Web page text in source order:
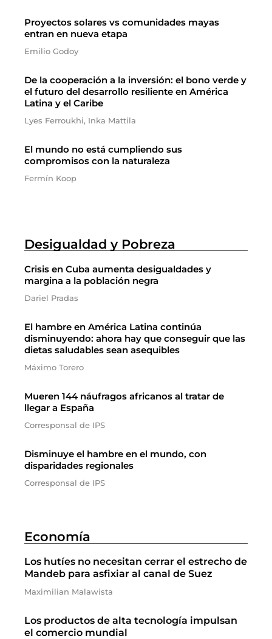
Proyectos solares vs comunidades mayas
entran en nueva etapa
Emilio Godoy
De la cooperación a la inversión: el bono verde y
el futuro del desarrollo resiliente en América
Latina y el Caribe
Lyes Ferroukhi, Inka Mattila
El mundo no está cumpliendo sus
compromisos con la naturaleza
Fermín Koop
Desigualdad y Pobreza
Crisis en Cuba aumenta desigualdades y
margina a la población negra
Dariel Pradas
El hambre en América Latina continúa
disminuyendo: ahora hay que conseguir que las
dietas saludables sean asequibles
Máximo Torero
Mueren 144 náufragos africanos al tratar de
llegar a España
Corresponsal de IPS
Disminuye el hambre en el mundo, con
disparidades regionales
Corresponsal de IPS
Economía
Los hutíes no necesitan cerrar el estrecho de
Mandeb para asfixiar al canal de Suez
Maximilian Malawista
Los productos de alta tecnología impulsan
el comercio mundial